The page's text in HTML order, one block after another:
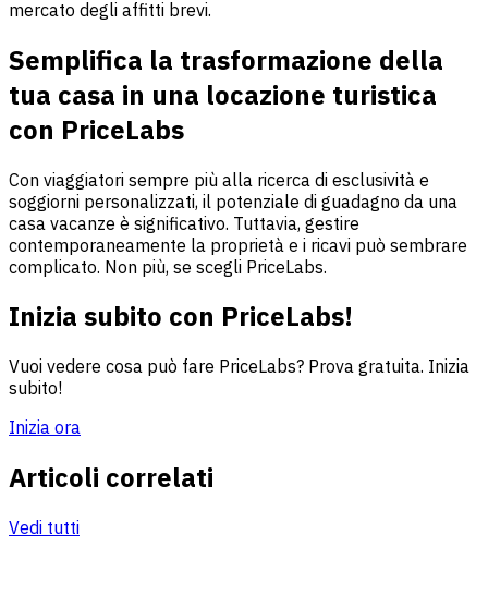
mercato degli affitti brevi.
Semplifica la trasformazione della
tua casa in una locazione turistica
con PriceLabs
Con viaggiatori sempre più alla ricerca di esclusività e
soggiorni personalizzati, il potenziale di guadagno da una
casa vacanze è significativo. Tuttavia, gestire
contemporaneamente la proprietà e i ricavi può sembrare
complicato. Non più, se scegli PriceLabs.
Inizia subito con PriceLabs!
Vuoi vedere cosa può fare PriceLabs? Prova gratuita. Inizia
subito!
Inizia ora
Articoli correlati
Vedi tutti